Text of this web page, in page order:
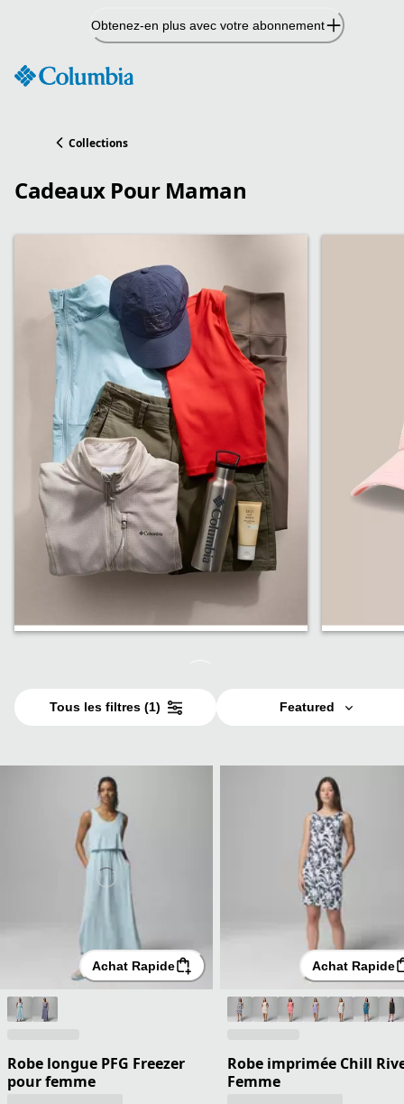
Obtenez-en plus avec votre abonnement
Collections
Cadeaux Pour Maman
Tous les filtres(1) Featured
Achat Rapide
Robe longue PFG Freezer
pour femme
Achat Rapide
Robe imprimée Chill
Femme